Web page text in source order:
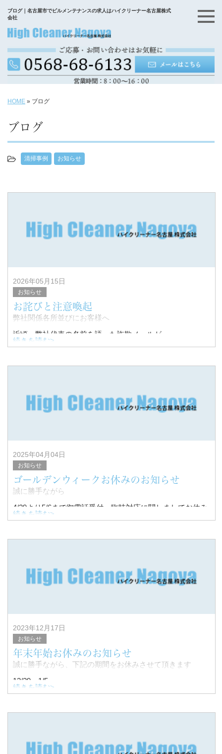
ブログ｜名古屋市でビルメンテナンスの求人はハイクリーナー名古屋株式
会社
HOME » ブログ
ブログ
清掃事例 お知らせ
2026年05月15日
お知らせ
お詫びと注意喚起
弊社関係各所並びにお客様へ
近頃、弊社代表の名前を語った詐欺メールが
内容はLINEグループの作成とQRコードの返信と
続きを読む>
2025年04月04日
お知らせ
ゴールデンウィークお休みのお知らせ
誠に勝手ながら
4/29より5/6まで御電話受付、臨時対応に関しましてお休み
とさせていただきます。
します。
続きを読む>
2023年12月17日
お知らせ
年末年始お休みのお知らせ
誠に勝手ながら、下記の期間をお休みさせて頂きます
12/29～1/5
続きを読む>